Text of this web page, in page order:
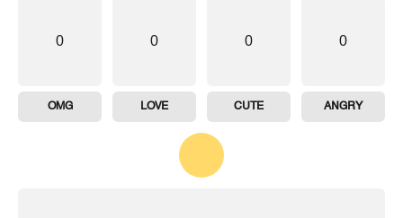
0
ANGRY
0
CUTE
0
LOVE
0
OMG